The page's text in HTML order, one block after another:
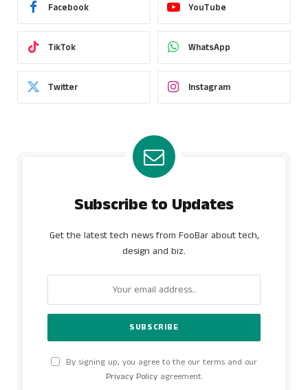
Facebook YouTube
TikTok WhatsApp
Twitter Instagram
Subscribe to Updates
Get the latest tech news from FooBar about tech,
design and biz.
By signing up, you agree to the our terms and our
Privacy Policyagreement.